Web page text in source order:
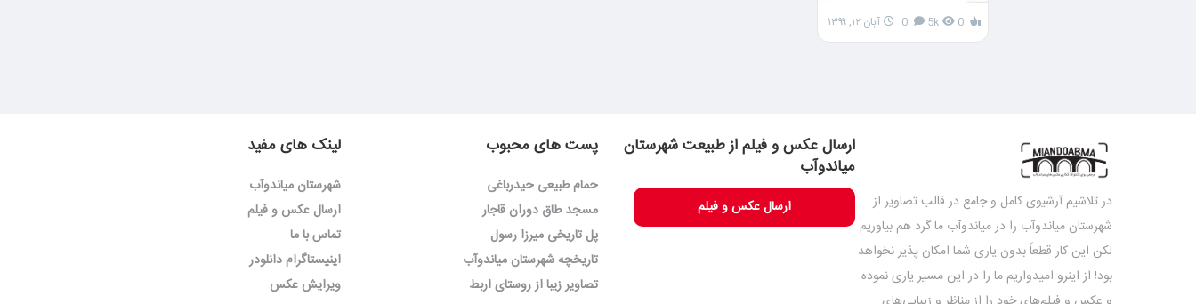
0
5k
0 آبان ۱۲, ۱۳۹۹
در تلاشیم آرشیوی کامل و جامع در قالب تصاویر از
شهرستان میاندوآب را در میاندوآب ما گرد هم بیاوریم
لکن این کار قطعاً بدون یاری شما امکان پذیر نخواهد
بود! از اینرو امیدواریم ما را در این مسیر یاری نموده
ارسال عکس و فیلم از طبیعت شهرستان
میاندوآب
ارسال عکس و فیلم
پست های محبوب
حمام طبیعی حیدرباغی
مسجد طاق دوران قاجار
پل تاریخی میرزا رسول
تاریخچه شهرستان میاندوآب
تصاویر زیبا از روستای اربط
لینک های مفید
شهرستان میاندوآب
ارسال عکس و فیلم
تماس با ما
اینیستاگرام دانلودر
ویرایش عکس